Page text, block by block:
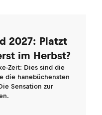
2027: Platzt
im Herbst?
Zeit: Dies sind die
die hanebüchensten
Sensation zur